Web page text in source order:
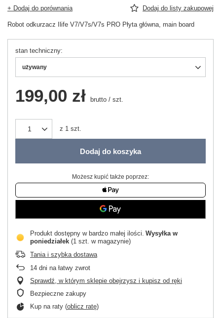
+ Dodaj do porównania Dodaj do listy zakupowej
Robot odkurzacz Ilife V7/V7s/V7s PRO Płyta główna, main board
stan techniczny
używany
199,00 zł brutto / szt.
z 1 szt.
Dodaj do koszyka
Możesz kupić także poprzez:
Produkt dostępny w bardzo małej ilości Wysyłka w
poniedziałek (1 szt. w magazynie)
Tania i szybka dostawa
14 dni na łatwy zwrot
Sprawdź, w którym sklepie obejrzysz i kupisz od ręki
Bezpieczne zakupy
Kup na raty (oblicz ratę)